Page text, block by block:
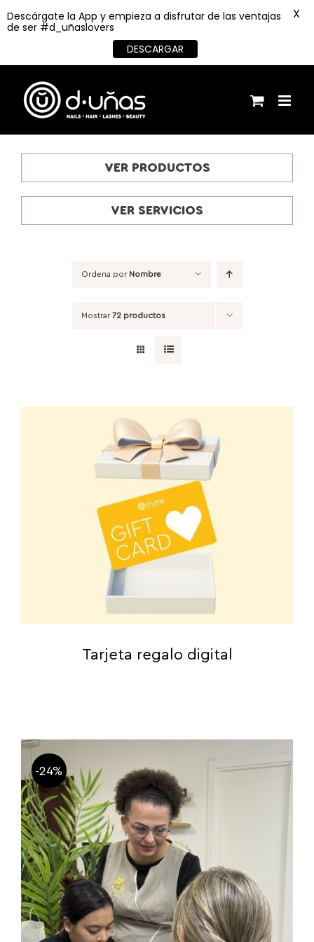
contenido
VER PRODUCTOS
VER SERVICIOS
Ordena por Nombre
Mostrar72 productos
Tarjeta regalo digital
-24%
Descárgate la App y empieza a disfrutar de las ventajas
de ser #d_uñaslovers
DESCARGAR
X